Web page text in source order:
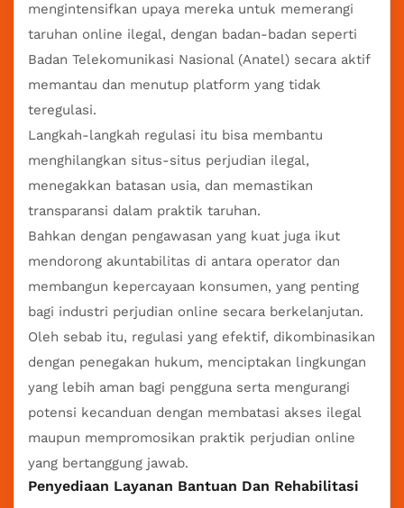
mengintensifkan upaya mereka untuk memerangi
taruhan online ilegal, dengan badan-badan seperti
Badan Telekomunikasi Nasional (Anatel) secara aktif
memantau dan menutup platform yang tidak
teregulasi.
Langkah-langkah regulasi itu bisa membantu
menghilangkan situs-situs perjudian ilegal,
menegakkan batasan usia, dan memastikan
transparansi dalam praktik taruhan.
Bahkan dengan pengawasan yang kuat juga ikut
mendorong akuntabilitas di antara operator dan
membangun kepercayaan konsumen, yang penting
bagi industri perjudian online secara berkelanjutan.
Oleh sebab itu, regulasi yang efektif, dikombinasikan
dengan penegakan hukum, menciptakan lingkungan
yang lebih aman bagi pengguna serta mengurangi
potensi kecanduan dengan membatasi akses ilegal
maupun mempromosikan praktik perjudian online
yang bertanggung jawab.
Penyediaan Layanan Bantuan Dan Rehabilitasi